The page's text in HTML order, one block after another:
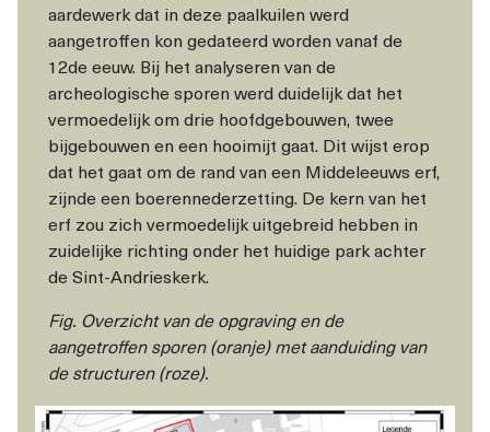
aardewerk dat in deze paalkuilen werd
aangetroffen kon gedateerd worden vanaf de
12de eeuw. Bij het analyseren van de
archeologische sporen werd duidelijk dat het
vermoedelijk om drie hoofdgebouwen, twee
bijgebouwen en een hooimijt gaat. Dit wijst erop
dat het gaat om de rand van een Middeleeuws erf,
zijnde een boerennederzetting. De kern van het
erf zou zich vermoedelijk uitgebreid hebben in
zuidelijke richting onder het huidige park achter
de Sint-Andrieskerk.
Fig. Overzicht van de opgraving en de
aangetroffen sporen (oranje) met aanduiding van
de structuren (roze).